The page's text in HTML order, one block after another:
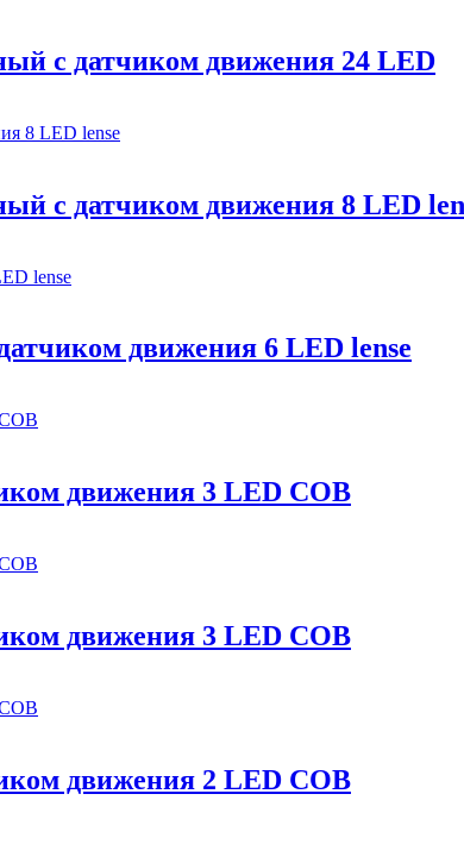
с датчиком движения 24 LED
с датчиком движения 8 LED
движения 6 LED lense
движения 3 LED COB
движения 3 LED COB
движения 2 LED COB